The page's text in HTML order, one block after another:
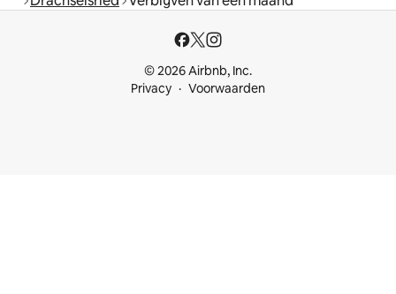
© 2026 Airbnb, Inc.
Privacy
Voorwaarden